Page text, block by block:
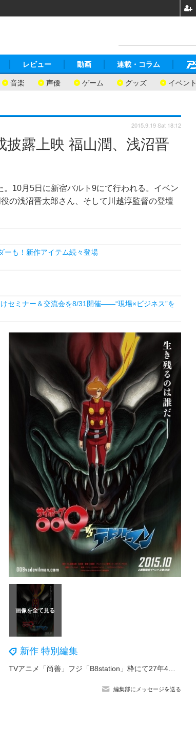
音楽 声優 ゲーム グッズ イベント
レビュー 動画 連載・コラム
披露上映 福山潤、浅沼晋
10月5日に新宿バルト9にて行われる。イベン
の浅沼晋太郎さん、そして川越淳監督の登壇
2015.9.19 Sat 18:12
ーも！新作アイテム続々登場
セミナー＆交流会を8/31開催――“現場×ビジネス”を
新作 特別編集
TVアニメ「尚善」フジ「B8station」枠にて27年4月放送決定！尚善（CV.川口莉奈）＆道然（CV.神谷浩史）ら登場の第1弾PVも公開
編集部にメッセージを送る